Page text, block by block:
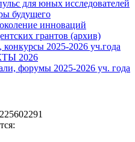
для юных исследователей
будущего
инноваций
грантов (архив)
2025-2026 уч.года
2026
форумы 2025-2026 уч. года